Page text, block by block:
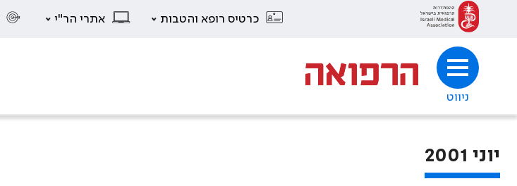
כרטיס רופא והטבות אתרי הר"י
ניווט
יוני 2001